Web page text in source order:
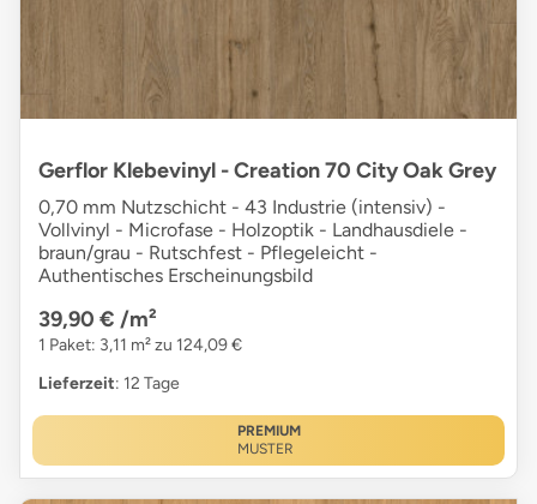
Gerflor Klebevinyl - Creation 70 City Oak Grey
0,70 mm Nutzschicht - 43 Industrie (intensiv) -
Vollvinyl - Microfase - Holzoptik - Landhausdiele -
braun/grau - Rutschfest - Pflegeleicht -
Authentisches Erscheinungsbild
39,90 € /m²
1 Paket: 3,11 m² zu 124,09 €
Lieferzeit: 12 Tage
PREMIUM
MUSTER